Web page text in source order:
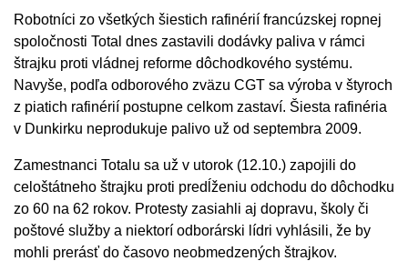
Robotníci zo všetkých šiestich rafinérií francúzskej ropnej
spoločnosti Total dnes zastavili dodávky paliva v rámci
štrajku proti vládnej reforme dôchodkového systému.
Navyše, podľa odborového zväzu CGT sa výroba v štyroch
z piatich rafinérií postupne celkom zastaví. Šiesta rafinéria
v Dunkirku neprodukuje palivo už od septembra 2009.
Zamestnanci Totalu sa už v utorok (12.10.) zapojili do
celoštátneho štrajku proti predĺženiu odchodu do dôchodku
zo 60 na 62 rokov. Protesty zasiahli aj dopravu, školy či
poštové služby a niektorí odborárski lídri vyhlásili, že by
mohli prerásť do časovo neobmedzených štrajkov.